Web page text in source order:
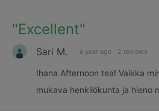
"Excellent"
Sari M. a year ago · 2 reviews
Ihana Afternoon tea! Vaikka
mukava henkilökunta ja hieno